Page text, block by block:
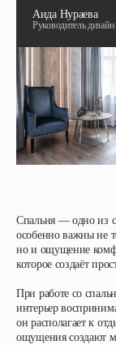
Аида Нураева
Руководитель
Спальня — одно из
особенно важны не
но и ощущение
которое создаёт
При работе со
интерьер
он располагает к
ощущения создают